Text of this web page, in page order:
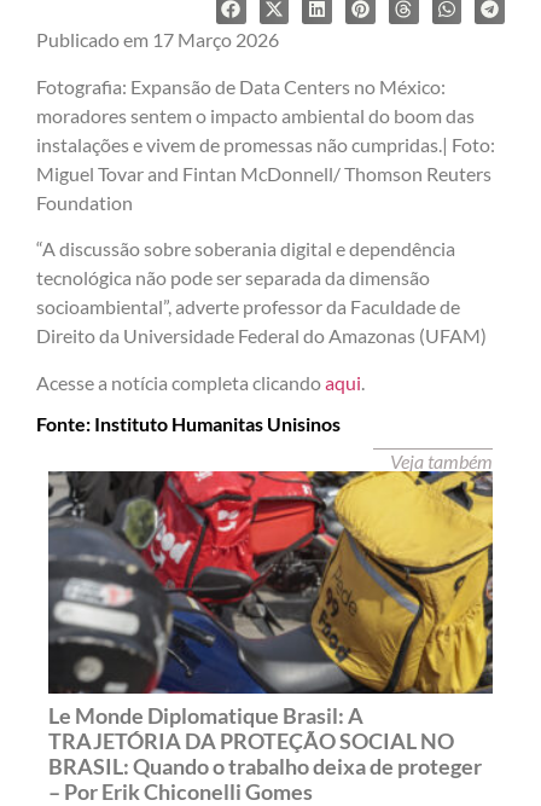
Publicado em 17 Março 2026
Fotografia: Expansão de Data Centers no México:
moradores sentem o impacto ambiental do boom das
instalações e vivem de promessas não cumpridas.| Foto:
Miguel Tovar and Fintan McDonnell/ Thomson Reuters
Foundation
“A discussão sobre soberania digital e dependência
tecnológica não pode ser separada da dimensão
socioambiental”, adverte professor da Faculdade de
Direito da Universidade Federal do Amazonas (UFAM)
Acesse a notícia completa clicandoaqui
Fonte: Instituto Humanitas Unisinos
Veja também
Le Monde Diplomatique Brasil: A
TRAJETÓRIA DA PROTEÇÃO SOCIAL NO
BRASIL: Quando o trabalho deixa de proteger
– Por Erik Chiconelli Gomes